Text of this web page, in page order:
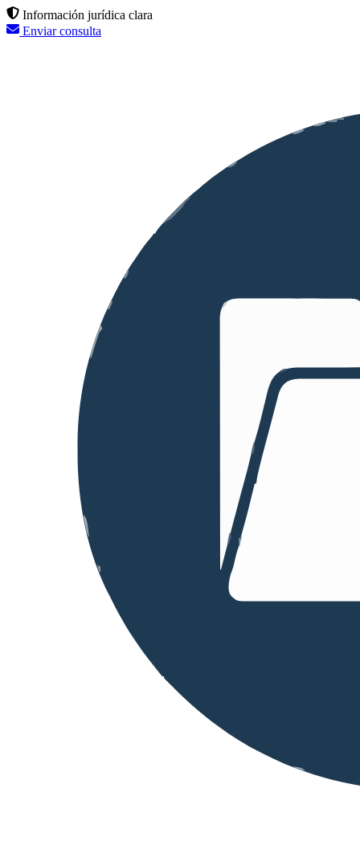
Información jurídica clara
Enviar consulta